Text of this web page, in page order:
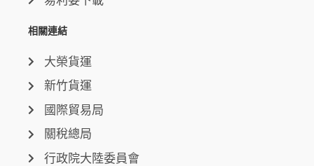
相關連結
大榮貨運
新竹貨運
國際貿易局
關稅總局
行政院大陸委員會